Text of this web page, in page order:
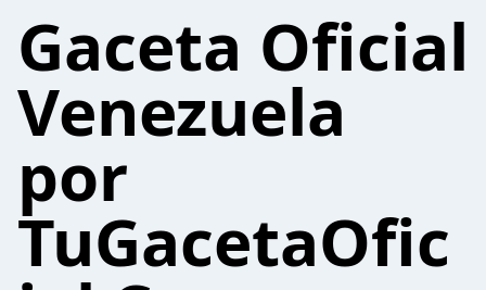
Gaceta Oficial
Venezuela
por
TuGacetaOfic